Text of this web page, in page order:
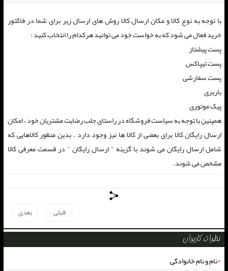
با توجه به نوع کالا و مکان ارسال کالا روش های ارسال زیر برای شما در فاکتور
خرید فعال می شود که به خواست خود می توانید هرکدام را انتخاب کنید :
پست پیشتاز
پست تیپاکس
پست سفارشی
باربری
پیک موتوری
همپنین با توجه به سیاست فروشگاه در راستای جلب رضایت مشتریان خود ، امکان
ارسال رایگان کالا برای بعضی از کالا ها نیز وجود دارد . بدین منظور کالاهایی که
شامل ارسال رایگان می شوند با گزینه " ارسال رایگان " در قسمت معرفی کالا
مشخص می شوند.
بعدی قبلی
نظرات کاربران
*نام و نام خانوادگی